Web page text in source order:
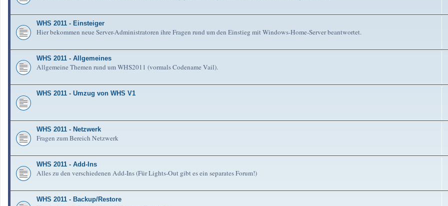
WHS 2011 - Einsteiger
Hier bekommen neue Server-Administratoren ihre Fragen rund um den Einstieg mit Windows-Home-Server beantwortet.
WHS 2011 - Allgemeines
Allgemeine Themen rund um WHS2011 (vormals Codename Vail).
WHS 2011 - Umzug von WHS V1
WHS 2011 - Netzwerk
Fragen zum Bereich Netzwerk
WHS 2011 - Add-Ins
Alles zu den verschiedenen Add-Ins (Für Lights-Out gibt es ein separates Forum!)
WHS 2011 - Backup/Restore